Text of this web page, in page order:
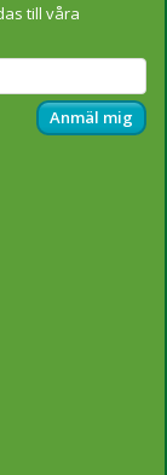
till våra
Anmäl mig